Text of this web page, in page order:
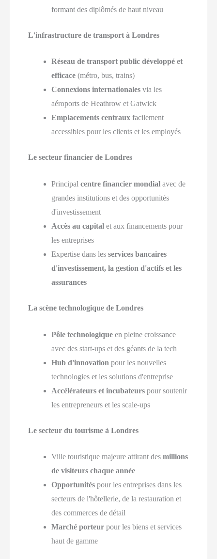
formant des diplômés de haut niveau
L'infrastructure de transport à Londres
Réseau de transport public développé et
efficace (métro, bus, trains)
Connexions internationales via les
aéroports de Heathrow et Gatwick
Emplacements centraux facilement
accessibles pour les clients et les employés
Le secteur financier de Londres
Principalcentre financier mondial avec de
grandes institutions et des opportunités
d'investissement
Accès au capital et aux financements pour
les entreprises
Expertise dans lesservices bancaires
d'investissement, la gestion d'actifs et les
assurances
La scène technologique de Londres
Pôle technologique en pleine croissance
avec des start-ups et des géants de la tech
Hub d'innovation pour les nouvelles
technologies et les solutions d'entreprise
Accélérateurs et incubateurs pour soutenir
les entrepreneurs et les scale-ups
Le secteur du tourisme à Londres
Ville touristique majeure attirant desmillions
de visiteurs chaque année
Opportunités pour les entreprises dans les
secteurs de l'hôtellerie, de la restauration et
des commerces de détail
Marché porteur pour les biens et services
haut de gamme